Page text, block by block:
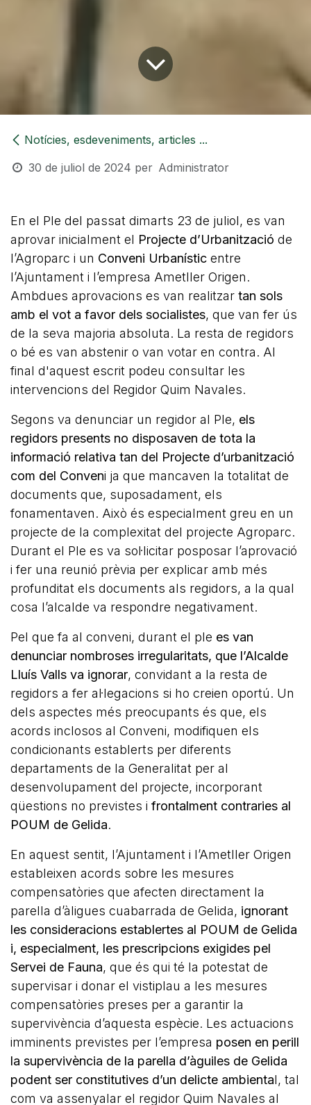
Notícies, esdeveniments, articles ...
30 de juliol de 2024 per Administrator
En el Ple del passat dimarts 23 de juliol, es van
aprovar inicialment el Projecte d’Urbanització de
l’Agroparc i un Conveni Urbanístic entre
l’Ajuntament i l’empresa Ametller Origen.
Ambdues aprovacions es van realitzar tan sols
amb el vot a favor dels socialistes, que van fer ús
de la seva majoria absoluta. La resta de regidors
o bé es van abstenir o van votar en contra. Al
final d'aquest escrit podeu consultar les
intervencions del Regidor Quim Navales.
Segons va denunciar un regidor al Ple, els
regidors presents no disposaven de tota la
informació relativa tan del Projecte d’urbanització
com del Conveni ja que mancaven la totalitat de
documents que, suposadament, els
fonamentaven. Això és especialment greu en un
projecte de la complexitat del projecte Agroparc.
Durant el Ple es va sol·licitar posposar l’aprovació
i fer una reunió prèvia per explicar amb més
profunditat els documents als regidors, a la qual
cosa l’alcalde va respondre negativament.
Pel que fa al conveni, durant el ple es van
denunciar nombroses irregularitats, que l’Alcalde
Lluís Valls va ignorar, convidant a la resta de
regidors a fer al·legacions si ho creien oportú. Un
dels aspectes més preocupants és que, els
acords inclosos al Conveni, modifiquen els
condicionants establerts per diferents
departaments de la Generalitat per al
desenvolupament del projecte, incorporant
qüestions no previstes i frontalment contraries al
POUM de Gelida.
En aquest sentit, l’Ajuntament i l’Ametller Origen
estableixen acords sobre les mesures
compensatòries que afecten directament la
parella d’àligues cuabarrada de Gelida, ignorant
les consideracions establertes al POUM de Gelida
i, especialment, les prescripcions exigides pel
Servei de Fauna, que és qui té la potestat de
supervisar i donar el vistiplau a les mesures
compensatòries preses per a garantir la
supervivència d’aquesta espècie. Les actuacions
imminents previstes per l’empresa posen en perill
la supervivència de la parella d’àguiles de Gelida
podent ser constitutives d’un delicte ambiental, tal
com va assenyalar el regidor Quim Navales al